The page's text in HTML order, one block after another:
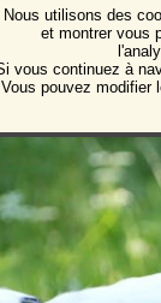
des animaux
Nous utilisons des
et montrer vous
vous continuez à
Vous pouvez modifier